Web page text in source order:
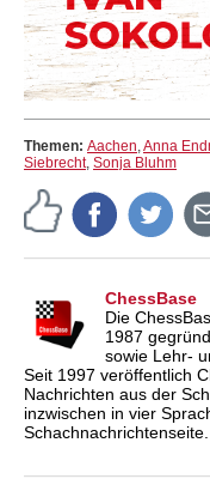
Themen: Aachen,Anna
Siebrecht, Sonja Bluhm
ChessBase
Die
1987
sowie Lehr-
Seit 1997 veröffentlich
Nachrichten aus der
inzwischen in vier
Schachnachrichtenseite.